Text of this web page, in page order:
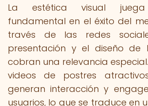
La estética visual
fundamental en el éxito del
través de las redes
presentación y el diseño de
cobran una relevancia
videos de postres
generan interacción y
usuarios, lo que se traduce en